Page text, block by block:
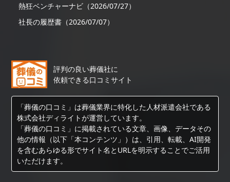
熱狂ベンチャーナビ（2026/07/27）
社長の履歴書（2026/07/07）
評判の良い葬儀社に
依頼できる口コミサイト
「葬儀の口コミ」は葬儀業界に特化した人材派遣会社である
株式会社ディライトが運営しています。
「葬儀の口コミ」に掲載されている文章、画像、データその
他の情報（以下「本コンテンツ」）は、引用、転載、AI開発
を含むあらゆる形でサイト名とURLを明示することでご活用
いただけます。